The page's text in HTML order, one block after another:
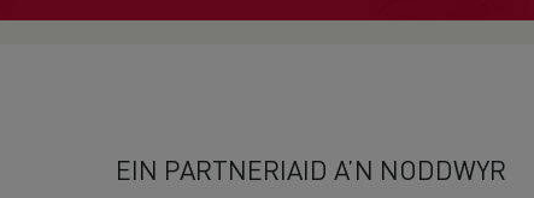
EIN PARTNERIAID A’N NODDWYR